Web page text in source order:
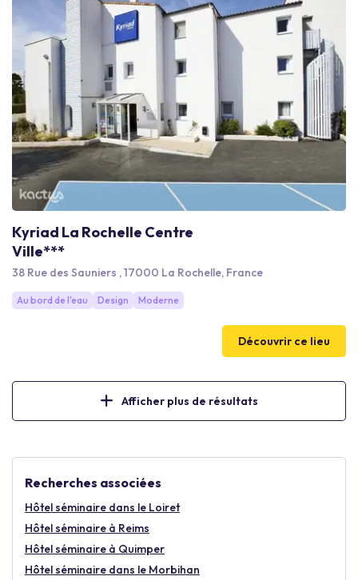
Recherches associées
Hôtel séminaire dans le Loiret
Hôtel séminaire à Reims
Hôtel séminaire à Quimper
Hôtel séminaire dans le Morbihan
Kyriad La Rochelle Centre
Ville***
38 Rue des Sauniers , 17000 La Rochelle, France
Au bord de l'eau Design Moderne
Découvrir ce lieu
Afficher plus de résultats